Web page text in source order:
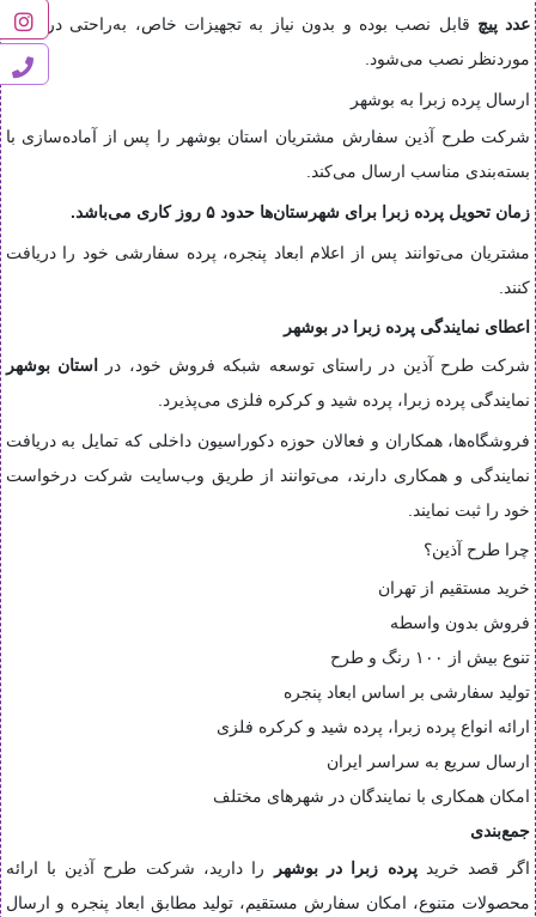
عدد پیچ قابل نصب بوده و بدون نیاز به تجهیزات خاص، به‌راحتی در محل
موردنظر نصب می‌شود.
ارسال پرده زبرا به بوشهر
شرکت طرح آذین سفارش مشتریان استان بوشهر را پس از آماده‌سازی با
بسته‌بندی مناسب ارسال می‌کند.
زمان تحویل پرده زبرا برای شهرستان‌ها حدود ۵ روز کاری می‌باشد.
مشتریان می‌توانند پس از اعلام ابعاد پنجره، پرده سفارشی خود را دریافت
کنند.
اعطای نمایندگی پرده زبرا در بوشهر
شرکت طرح آذین در راستای توسعه شبکه فروش خود، در
استان بوشهر
نمایندگی پرده زبرا، پرده شید و کرکره فلزی می‌پذیرد.
فروشگاه‌ها، همکاران و فعالان حوزه دکوراسیون داخلی که تمایل به دریافت
نمایندگی و همکاری دارند، می‌توانند از طریق وب‌سایت شرکت درخواست
خود را ثبت نمایند.
چرا طرح آذین؟
خرید مستقیم از تهران
فروش بدون واسطه
تنوع بیش از ۱۰۰ رنگ و طرح
تولید سفارشی بر اساس ابعاد پنجره
ارائه انواع پرده زبرا، پرده شید و کرکره فلزی
ارسال سریع به سراسر ایران
امکان همکاری با نمایندگان در شهرهای مختلف
جمع‌بندی
اگر قصد خریدپرده زبرا در بوشهر
را دارید، شرکت طرح آذین با ارائه
محصولات متنوع، امکان سفارش مستقیم، تولید مطابق ابعاد پنجره و ارسال